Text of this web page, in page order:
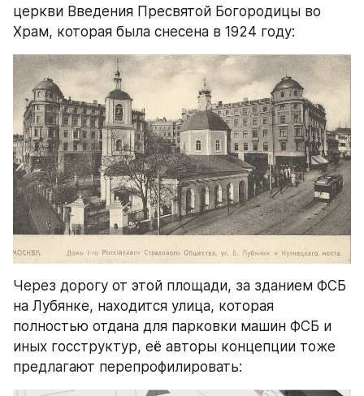
церкви Введения Пресвятой Богородицы во
Храм, которая была снесена в 1924 году:
Через дорогу от этой площади, за зданием ФСБ
на Лубянке, находится улица, которая
полностью отдана для парковки машин ФСБ и
иных госструктур, её авторы концепции тоже
предлагают перепрофилировать: